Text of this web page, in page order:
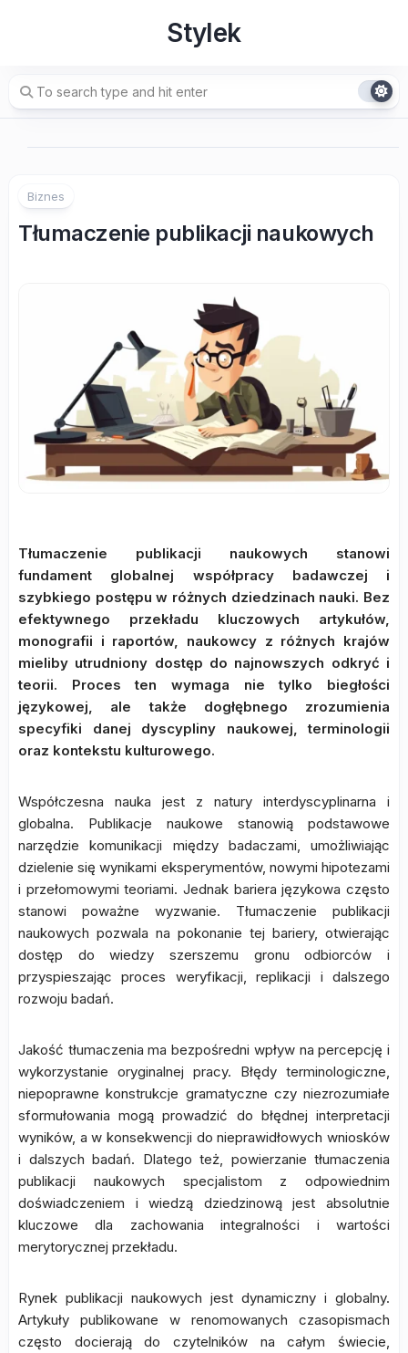
Stylek
Biznes
Tłumaczenie publikacji naukowych
Tłumaczenie publikacji naukowych stanowi
fundament globalnej współpracy badawczej i
szybkiego postępu w różnych dziedzinach nauki. Bez
efektywnego przekładu kluczowych artykułów,
monografii i raportów, naukowcy z różnych krajów
mieliby utrudniony dostęp do najnowszych odkryć i
teorii. Proces ten wymaga nie tylko biegłości
językowej, ale także dogłębnego zrozumienia
specyfiki danej dyscypliny naukowej, terminologii
oraz kontekstu kulturowego.
Współczesna nauka jest z natury interdyscyplinarna i
globalna. Publikacje naukowe stanowią podstawowe
narzędzie komunikacji między badaczami, umożliwiając
dzielenie się wynikami eksperymentów, nowymi hipotezami
i przełomowymi teoriami. Jednak bariera językowa często
stanowi poważne wyzwanie. Tłumaczenie publikacji
naukowych pozwala na pokonanie tej bariery, otwierając
dostęp do wiedzy szerszemu gronu odbiorców i
przyspieszając proces weryfikacji, replikacji i dalszego
rozwoju badań.
Jakość tłumaczenia ma bezpośredni wpływ na percepcję i
wykorzystanie oryginalnej pracy. Błędy terminologiczne,
niepoprawne konstrukcje gramatyczne czy niezrozumiałe
sformułowania mogą prowadzić do błędnej interpretacji
wyników, a w konsekwencji do nieprawidłowych wniosków
i dalszych badań. Dlatego też, powierzanie tłumaczenia
publikacji naukowych specjalistom z odpowiednim
doświadczeniem i wiedzą dziedzinową jest absolutnie
kluczowe dla zachowania integralności i wartości
merytorycznej przekładu.
Rynek publikacji naukowych jest dynamiczny i globalny.
Artykuły publikowane w renomowanych czasopismach
często docierają do czytelników na całym świecie,